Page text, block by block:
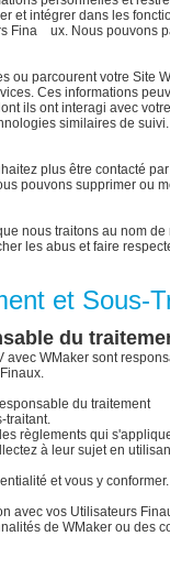
et intégrer dans les
Fina ux. Nous pouvons
ou parcourent votre Site
Ces informations
ils ont interagi avec
similaires de
plus être contacté
pouvons supprimer ou
nous traitons au nom
les abus et faire
et Sous-
du
WMaker sont
du traitement
traitant.
règlements qui
à leur sujet en
et vous y conformer.
avec vos Utilisateurs
de WMaker ou